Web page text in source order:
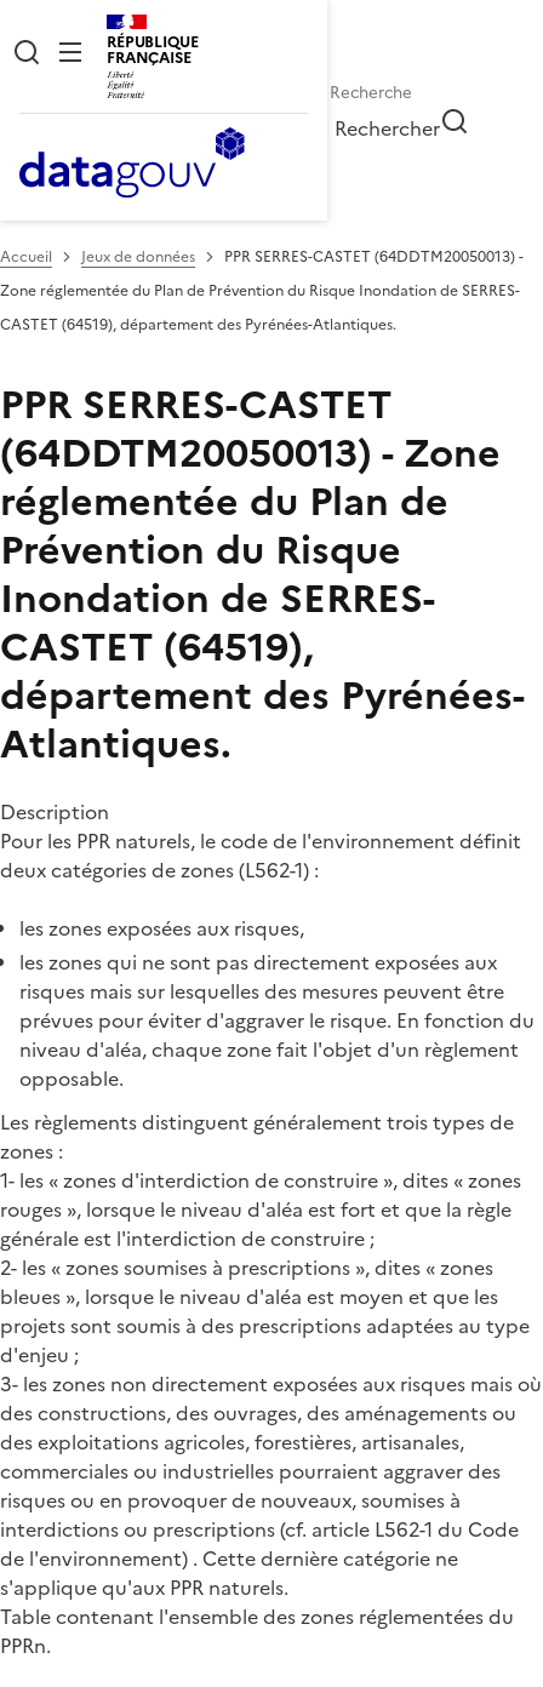
RÉPUBLIQUE
FRANÇAISE
Rechercher
Accueil Jeux de données
PPR SERRES-CASTET (64DDTM20050013) -
Zone réglementée du Plan de Prévention du Risque Inondation de SERRES-
CASTET (64519), département des Pyrénées-Atlantiques.
PPR SERRES-CASTET
(64DDTM20050013) - Zone
réglementée du Plan de
Prévention du Risque
Inondation de SERRES-
CASTET (64519),
département des Pyrénées-
Atlantiques.
Description
Pour les PPR naturels, le code de l'environnement définit
deux catégories de zones (L562-1) :
les zones exposées aux risques,
les zones qui ne sont pas directement exposées aux
risques mais sur lesquelles des mesures peuvent être
prévues pour éviter d'aggraver le risque. En fonction du
niveau d'aléa, chaque zone fait l'objet d'un règlement
opposable.
Les règlements distinguent généralement trois types de
zones :
1- les « zones d'interdiction de construire », dites « zones
rouges », lorsque le niveau d'aléa est fort et que la règle
générale est l'interdiction de construire ;
2- les « zones soumises à prescriptions », dites « zones
bleues », lorsque le niveau d'aléa est moyen et que les
projets sont soumis à des prescriptions adaptées au type
d'enjeu ;
3- les zones non directement exposées aux risques mais où
des constructions, des ouvrages, des aménagements ou
des exploitations agricoles, forestières, artisanales,
commerciales ou industrielles pourraient aggraver des
risques ou en provoquer de nouveaux, soumises à
interdictions ou prescriptions (cf. article L562-1 du Code
de l'environnement) . Cette dernière catégorie ne
s'applique qu'aux PPR naturels.
Table contenant l'ensemble des zones réglementées du
PPRn.